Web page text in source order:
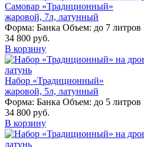
Самовар «Традиционный»
жаровой, 7л, латунный
Форма: Банка Объем: до 7 литров
34 800 руб.
В корзину
Набор «Традиционный»
жаровой, 5л, латунный
Форма: Банка Объем: до 5 литров
34 800 руб.
В корзину